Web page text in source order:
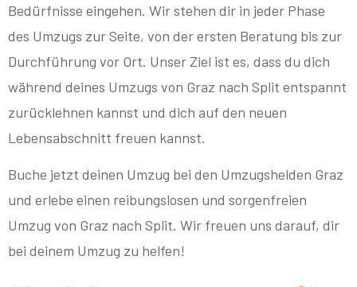
Bedürfnisse eingehen. Wir stehen dir in jeder Phase
des Umzugs zur Seite, von der ersten Beratung bis zur
Durchführung vor Ort. Unser Ziel ist es, dass du dich
während deines Umzugs von Graz nach Split entspannt
zurücklehnen kannst und dich auf den neuen
Lebensabschnitt freuen kannst.
Buche jetzt deinen Umzug bei den Umzugshelden Graz
und erlebe einen reibungslosen und sorgenfreien
Umzug von Graz nach Split. Wir freuen uns darauf, dir
bei deinem Umzug zu helfen!